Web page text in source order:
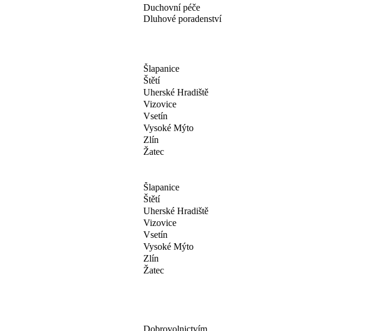
Duchovní péče
Dluhové poradenství
Šlapanice
Štětí
Uherské Hradiště
Vizovice
Vsetín
Vysoké Mýto
Zlín
Žatec
Šlapanice
Štětí
Uherské Hradiště
Vizovice
Vsetín
Vysoké Mýto
Zlín
Žatec